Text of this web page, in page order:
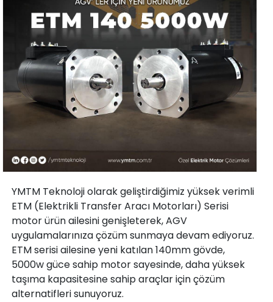
YMTM Teknoloji olarak geliştirdiğimiz yüksek verimli
ETM (Elektrikli Transfer Aracı Motorları) Serisi
motor ürün ailesini genişleterek, AGV
uygulamalarınıza çözüm sunmaya devam ediyoruz.
ETM serisi ailesine yeni katılan 140mm gövde,
5000w güce sahip motor sayesinde, daha yüksek
taşıma kapasitesine sahip araçlar için çözüm
alternatifleri sunuyoruz.